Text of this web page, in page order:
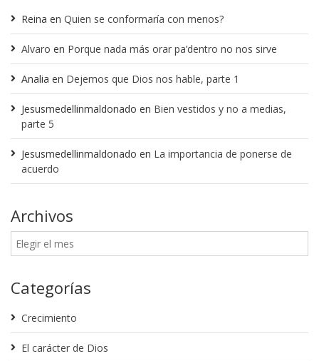
Reina en Quien se conformaría con menos?
Alvaro en Porque nada más orar pa’dentro no nos sirve
Analia en Dejemos que Dios nos hable, parte 1
Jesusmedellinmaldonado en Bien vestidos y no a medias,
parte 5
Jesusmedellinmaldonado en La importancia de ponerse de
acuerdo
Archivos
Categorías
Crecimiento
El carácter de Dios